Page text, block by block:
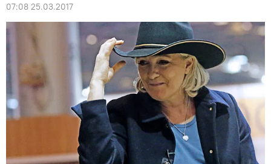
07:08 25.03.2017